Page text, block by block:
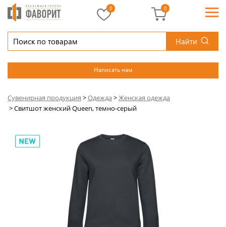
Найти
Написать нам
0 0
Сувенирная продукция >Одежда>Женская одежда
>Свитшот женский Queen, темно-серый